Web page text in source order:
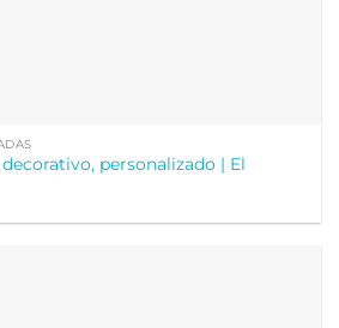
personalizado | El